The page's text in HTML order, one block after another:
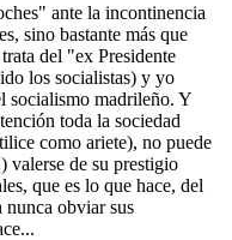
ante la incontinencia
sino bastante más que
del "ex Presidente
los socialistas) y yo
socialismo madrileño. Y
toda la sociedad
como ariete), no puede
valerse de su prestigio
que es lo que hace, del
nunca obviar sus